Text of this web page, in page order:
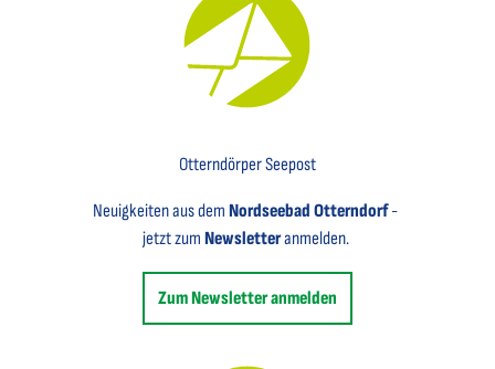
Otterndörper Seepost
Neuigkeiten aus demNordseebad Otterndorf-
jetzt zum Newsletteranmelden.
Zum Newsletter anmelden